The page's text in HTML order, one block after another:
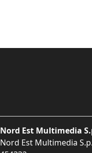
Nord Est Multimedia
Nord Est Multimedia